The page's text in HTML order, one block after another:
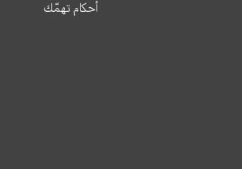
أحكام تهمّك